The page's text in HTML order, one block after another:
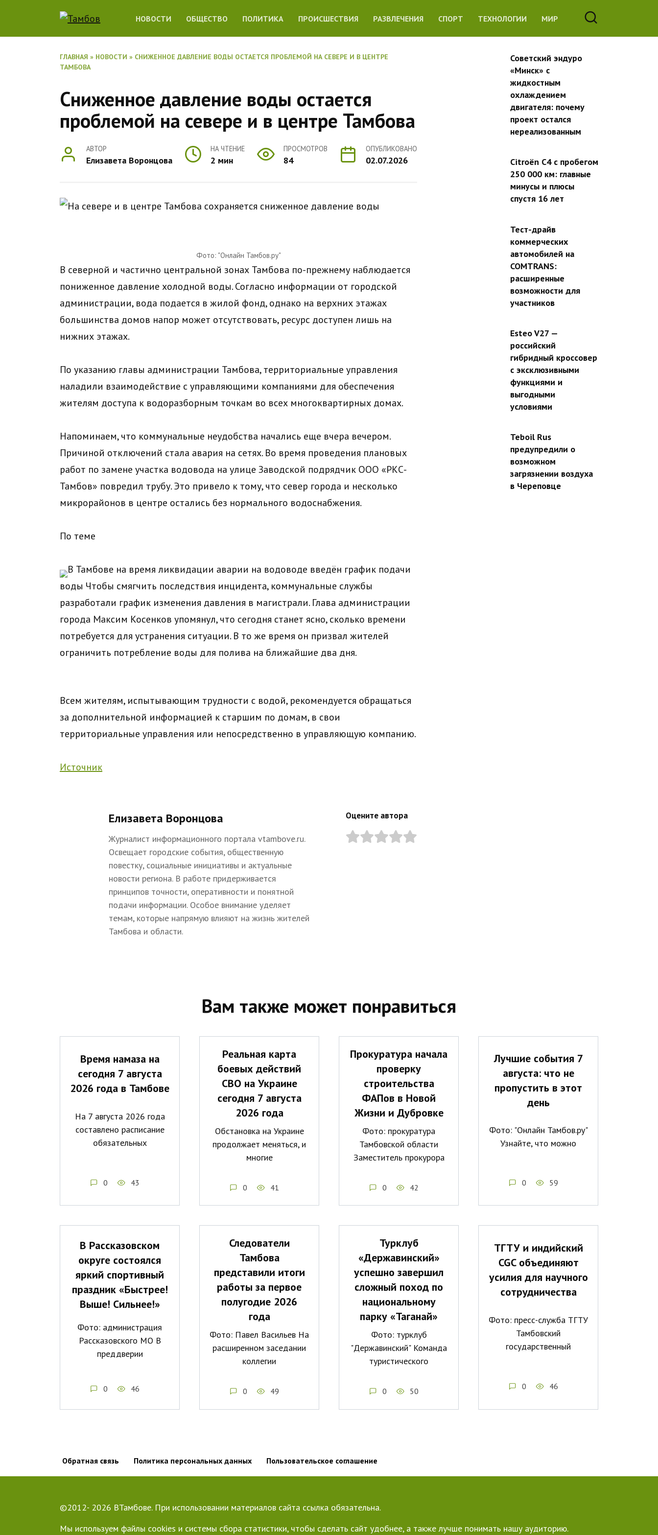
содержанию
НОВОСТИ ОБЩЕСТВО ПОЛИТИКА ПРОИСШЕСТВИЯ РАЗВЛЕЧЕНИЯ СПОРТ ТЕХНОЛОГИИ МИР
ГЛАВНАЯ » НОВОСТИ » СНИЖЕННОЕ ДАВЛЕНИЕ ВОДЫ ОСТАЕТСЯ ПРОБЛЕМОЙ НА СЕВЕРЕ И В ЦЕНТРЕ
ТАМБОВА
Сниженное давление воды остается
проблемой на севере и в центре Тамбова
АВТОР
Елизавета Воронцова
НА ЧТЕНИЕ
2 мин
ПРОСМОТРОВ
84
ОПУБЛИКОВАНО
02.07.2026
Фото: "Онлайн Тамбов.ру"
В северной и частично центральной зонах Тамбова по-прежнему наблюдается
пониженное давление холодной воды. Согласно информации от городской
администрации, вода подается в жилой фонд, однако на верхних этажах
большинства домов напор может отсутствовать, ресурс доступен лишь на
нижних этажах.
По указанию главы администрации Тамбова, территориальные управления
наладили взаимодействие с управляющими компаниями для обеспечения
жителям доступа к водоразборным точкам во всех многоквартирных домах.
Напоминаем, что коммунальные неудобства начались еще вчера вечером.
Причиной отключений стала авария на сетях. Во время проведения плановых
работ по замене участка водовода на улице Заводской подрядчик ООО «РКС-
Тамбов» повредил трубу. Это привело к тому, что север города и несколько
микрорайонов в центре остались без нормального водоснабжения.
По теме
В Тамбове на время ликвидации аварии на водоводе введён график подачи
воды Чтобы смягчить последствия инцидента, коммунальные службы
разработали график изменения давления в магистрали. Глава администрации
города Максим Косенков упомянул, что сегодня станет ясно, сколько времени
потребуется для устранения ситуации. В то же время он призвал жителей
ограничить потребление воды для полива на ближайшие два дня.
Всем жителям, испытывающим трудности с водой, рекомендуется обращаться
за дополнительной информацией к старшим по домам, в свои
территориальные управления или непосредственно в управляющую компанию.
Источник
Елизавета Воронцова
Журналист информационного портала vtambove.ru.
Освещает городские события, общественную
повестку, социальные инициативы и актуальные
новости региона. В работе придерживается
принципов точности, оперативности и понятной
подачи информации. Особое внимание уделяет
темам, которые напрямую влияют на жизнь жителей
Тамбова и области.
Оцените автора
Советский эндуро
«Минск» с
жидкостным
охлаждением
двигателя: почему
проект остался
нереализованным
Citroën C4 с пробегом
250 000 км: главные
минусы и плюсы
спустя 16 лет
Тест-драйв
коммерческих
автомобилей на
COMTRANS:
расширенные
возможности для
участников
Esteo V27 —
российский
гибридный кроссовер
с эксклюзивными
функциями и
выгодными
условиями
Teboil Rus
предупредили о
возможном
загрязнении воздуха
в Череповце
Вам также может понравиться
Время намаза на
сегодня 7 августа
2026 года в Тамбове
На 7 августа 2026 года
составлено расписание
обязательных
0 43
Реальная карта
боевых действий
СВО на Украине
сегодня 7 августа
2026 года
Обстановка на Украине
продолжает меняться, и
многие
0 41
Прокуратура начала
проверку
строительства
ФАПов в Новой
Жизни и Дубровке
Фото: прокуратура
Тамбовской области
Заместитель прокурора
0 42
Лучшие события 7
августа: что не
пропустить в этот
день
Фото: "Онлайн Тамбов.ру"
Узнайте, что можно
0 59
В Рассказовском
округе состоялся
яркий спортивный
праздник «Быстрее!
Выше! Сильнее!»
Фото: администрация
Рассказовского МО В
преддверии
0 46
Следователи
Тамбова
представили итоги
работы за первое
полугодие 2026
года
Фото: Павел Васильев На
расширенном заседании
коллегии
0 49
Турклуб
«Державинский»
успешно завершил
сложный поход по
национальному
парку «Таганай»
Фото: турклуб
"Державинский" Команда
туристического
0 50
ТГТУ и индийский
CGC объединяют
усилия для научного
сотрудничества
Фото: пресс-служба ТГТУ
Тамбовский
государственный
0 46
Обратная связь Политика персональных данных Пользовательское соглашение
©2012- 2026 ВТамбове. При использовании материалов сайта ссылка обязательна.
Мы используем файлы cookies и системы сбора статистики, чтобы сделать сайт удобнее, а также лучше понимать нашу аудиторию.